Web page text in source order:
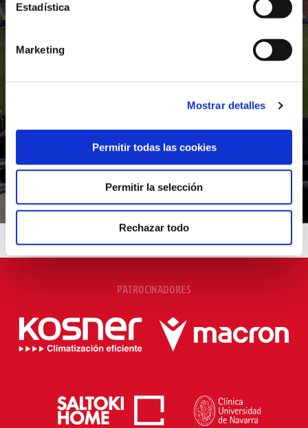
Estadística
Marketing
Mostrar detalles
Permitir todas las cookies
Permitir la selección
Rechazar todo
PATROCINADORES